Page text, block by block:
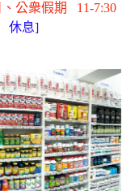
、公衆假期
11-7:30
休息]